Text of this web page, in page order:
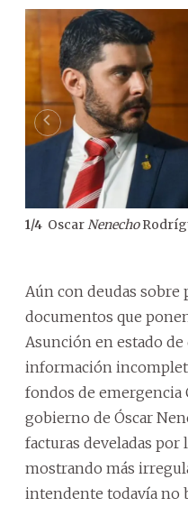
1/4 OscarNenecho
Aún con deudas sobre
documentos que
Asunción en estado de
información
fondos de emergencia
gobierno de Óscar
facturas develadas por
mostrando más
intendente todavía no